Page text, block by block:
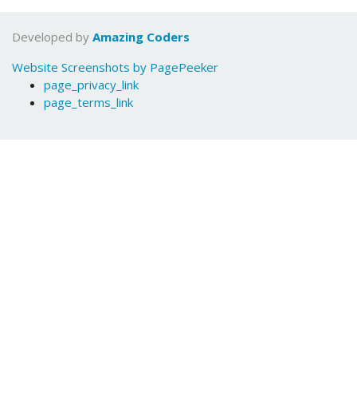
Developed by Amazing Coders
Website Screenshots by PagePeeker
page_privacy_link
page_terms_link